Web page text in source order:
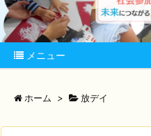
メニュー
ホーム > 放デイ